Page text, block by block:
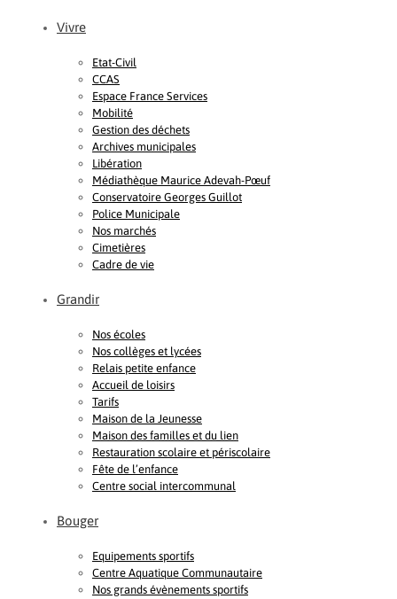
Vivre
Etat-Civil
CCAS
Espace France Services
Mobilité
Gestion des déchets
Archives municipales
Libération
Médiathèque Maurice Adevah-Pœuf
Conservatoire Georges Guillot
Police Municipale
Nos marchés
Cimetières
Cadre de vie
Grandir
Nos écoles
Nos collèges et lycées
Relais petite enfance
Accueil de loisirs
Tarifs
Maison de la Jeunesse
Maison des familles et du lien
Restauration scolaire et périscolaire
Fête de l’enfance
Centre social intercommunal
Bouger
Equipements sportifs
Centre Aquatique Communautaire
Nos grands évènements sportifs